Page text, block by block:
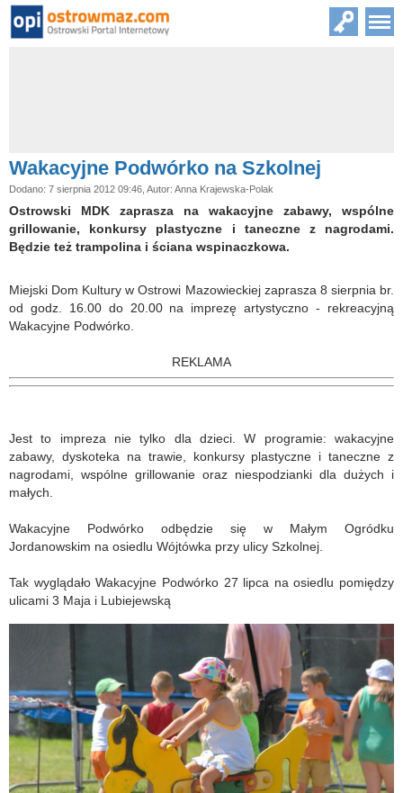
Wakacyjne Podwórko na Szkolnej
Dodano: 7 sierpnia 2012 09:46, Autor: Anna Krajewska-Polak
Ostrowski MDK zaprasza na wakacyjne zabawy, wspólne
grillowanie, konkursy plastyczne i taneczne z nagrodami.
Będzie też trampolina i ściana wspinaczkowa.
Miejski Dom Kultury w Ostrowi Mazowieckiej zaprasza 8 sierpnia br.
od godz. 16.00 do 20.00 na imprezę artystyczno - rekreacyjną
Wakacyjne Podwórko.
REKLAMA
Jest to impreza nie tylko dla dzieci. W programie: wakacyjne
zabawy, dyskoteka na trawie, konkursy plastyczne i taneczne z
nagrodami, wspólne grillowanie oraz niespodzianki dla dużych i
małych.
Wakacyjne Podwórko odbędzie się w Małym Ogródku
Jordanowskim na osiedlu Wójtówka przy ulicy Szkolnej.
Tak wyglądało Wakacyjne Podwórko 27 lipca na osiedlu pomiędzy
ulicami 3 Maja i Lubiejewską